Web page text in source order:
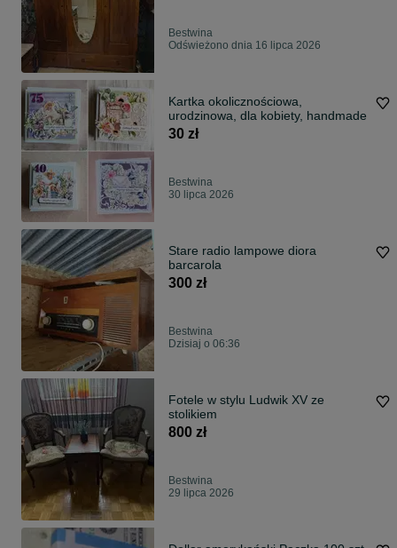
Bestwina
Odświeżono dnia 16 lipca 2026
Kartka okolicznościowa,
urodzinowa, dla kobiety, handmade
30 zł
Bestwina
30 lipca 2026
Stare radio lampowe diora
barcarola
300 zł
Bestwina
Dzisiaj o 06:36
Fotele w stylu Ludwik XV ze
stolikiem
800 zł
Bestwina
29 lipca 2026